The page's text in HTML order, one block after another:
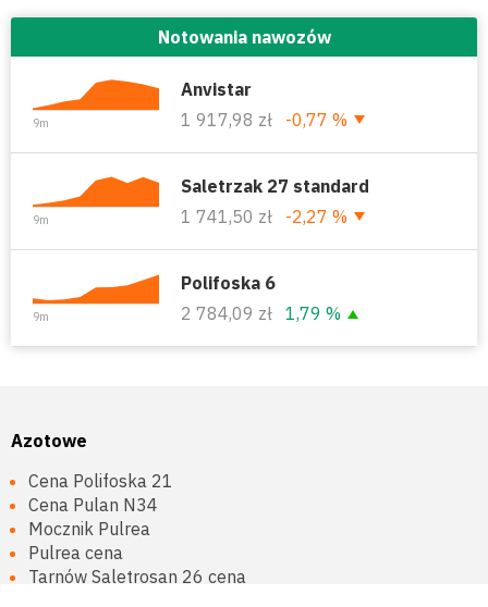
Notowania nawozów
9m
Anvistar
1 917,98 zł
-0,77 %
9m
Saletrzak 27 standard
1 741,50 zł
-2,27 %
9m
Polifoska 6
2 784,09 zł
1,79 %
Azotowe
Cena Polifoska 21
Cena Pulan N34
Mocznik Pulrea
Pulrea cena
Tarnów Saletrosan 26 cena